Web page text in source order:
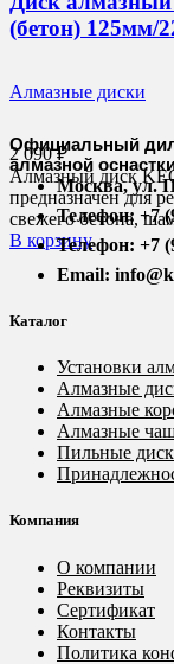
(бетон) 125мм/
Алмазные диски
2 090₽
Алмазный диск
предназначен для
свежего бетона,
В корзину
Официальный
алмазной
Москва, ул.
Телефон: +7
Телефон: +7
Email:
Каталог
Установки
Алмазные
Алмазные
Алмазные
Пильные
Компания
О компании
Реквизиты
Сертификат
Контакты
Политика